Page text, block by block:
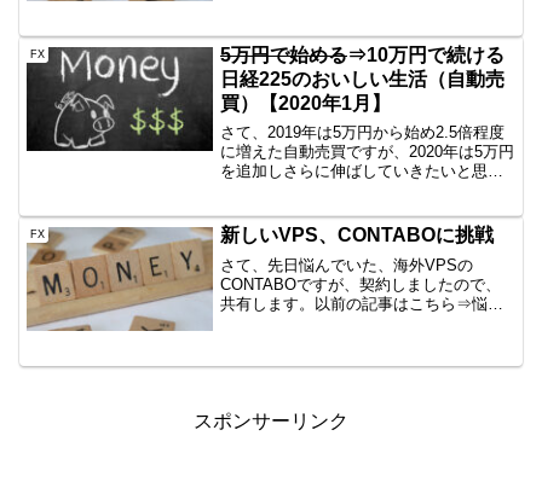
1000通貨新...
FX 5万円で始める⇒10万円で続ける
日経225のおいしい生活（自動売
買）【2020年1月】
さて、2019年は5万円から始め2.5倍程度
に増えた自動売買ですが、2020年は5万円
を追加しさらに伸ばしていきたいと思い
んかで日経225買えるわけないでしょ？
頭...
FX 新しいVPS、CONTABOに挑戦
さて、先日悩んでいた、海外VPSの
CONTABOですが、契約しましたので、
共有します。以前の記事はこちら⇒悩ま
スポンサーリンク